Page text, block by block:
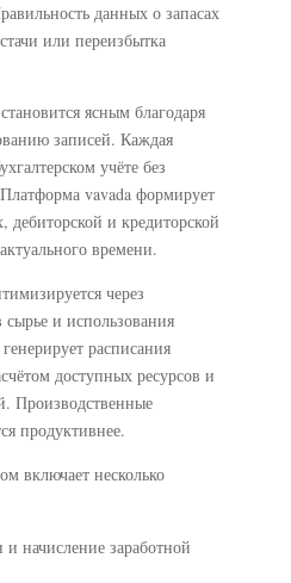
данных о запасах
или переизбытка
ясным благодаря
записей. Каждая
учёте без
vavada формирует
дебиторской и кредиторской
времени.
через
и использования
расписания
доступных ресурсов и
Производственные
продуктивнее.
включает несколько
начисление заработной